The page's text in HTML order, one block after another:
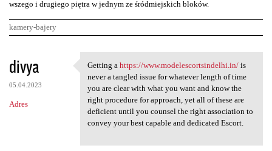
wszego i drugiego piętra w jednym ze śródmiejskich bloków.
kamery-bajery
K
o
m
e
divya
05.04.2023
Adres
Getting a https://www
Getting a https://www.modelescortsindelhi.in/is
never a tangled issue for whatever length of time
you are clear with what you want and know the
right procedure for approach, yet all of these are
deficient until you counsel the right association to
convey your best capable and dedicated Escort.